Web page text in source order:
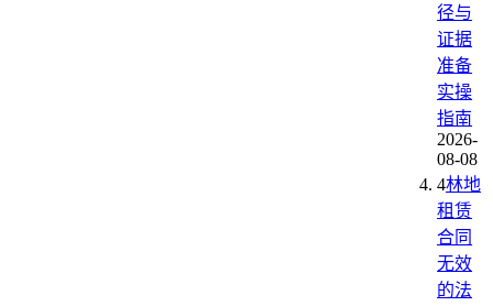
径与
证据
准备
实操
指南
2026-
08-08
4林地
租赁
合同
无效
的法